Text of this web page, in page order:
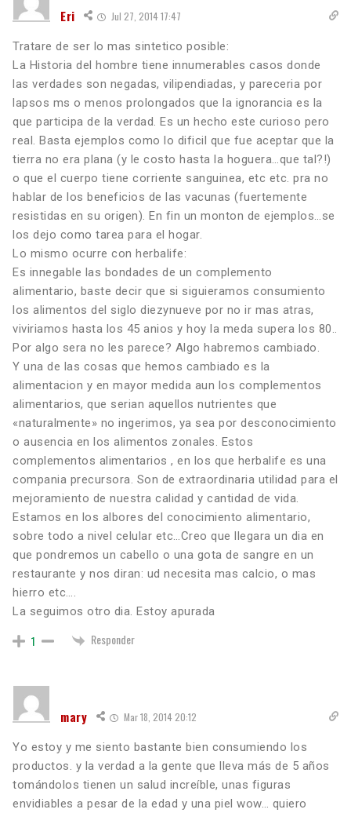
Eri Jul 27, 2014 17:47
Tratare de ser lo mas sintetico posible:
La Historia del hombre tiene innumerables casos donde
las verdades son negadas, vilipendiadas, y pareceria por
lapsos ms o menos prolongados que la ignorancia es la
que participa de la verdad. Es un hecho este curioso pero
real. Basta ejemplos como lo dificil que fue aceptar que la
tierra no era plana (y le costo hasta la hoguera…que tal?!)
o que el cuerpo tiene corriente sanguinea, etc etc. pra no
hablar de los beneficios de las vacunas (fuertemente
resistidas en su origen). En fin un monton de ejemplos…se
los dejo como tarea para el hogar.
Lo mismo ocurre con herbalife:
Es innegable las bondades de un complemento
alimentario, baste decir que si siguieramos consumiento
los alimentos del siglo diezynueve por no ir mas atras,
viviriamos hasta los 45 anios y hoy la meda supera los 80..
Por algo sera no les parece? Algo habremos cambiado.
Y una de las cosas que hemos cambiado es la
alimentacion y en mayor medida aun los complementos
alimentarios, que serian aquellos nutrientes que
«naturalmente» no ingerimos, ya sea por desconocimiento
o ausencia en los alimentos zonales. Estos
complementos alimentarios , en los que herbalife es una
compania precursora. Son de extraordinaria utilidad para el
mejoramiento de nuestra calidad y cantidad de vida.
Estamos en los albores del conocimiento alimentario,
sobre todo a nivel celular etc…Creo que llegara un dia en
que pondremos un cabello o una gota de sangre en un
restaurante y nos diran: ud necesita mas calcio, o mas
hierro etc….
La seguimos otro dia. Estoy apurada
1 Responder
mary Mar 18, 2014 20:12
Yo estoy y me siento bastante bien consumiendo los
productos. y la verdad a la gente que lleva más de 5 años
tomándolos tienen un salud increíble, unas figuras
envidiables a pesar de la edad y una piel wow… quiero